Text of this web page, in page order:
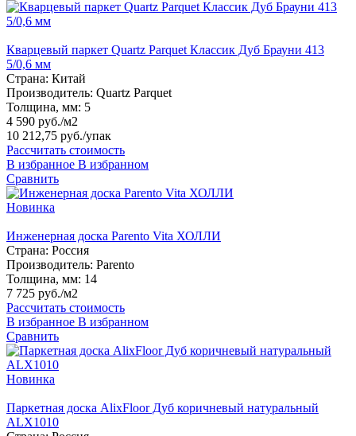
Кварцевый паркет Quartz Parquet Классик Дуб Брауни 413
5/0,6 мм
Страна: Китай
Производитель: Quartz Parquet
Толщина, мм: 5
4 590 руб./м2
10 212,75 руб./упак
Рассчитать стоимость
В избранное В избранном
Сравнить
Новинка
Инженерная доска Parento Vita ХОЛЛИ
Страна: Россия
Производитель: Parento
Толщина, мм: 14
7 725 руб./м2
Рассчитать стоимость
В избранное В избранном
Сравнить
Новинка
Паркетная доска AlixFloor Дуб коричневый натуральный
ALX1010